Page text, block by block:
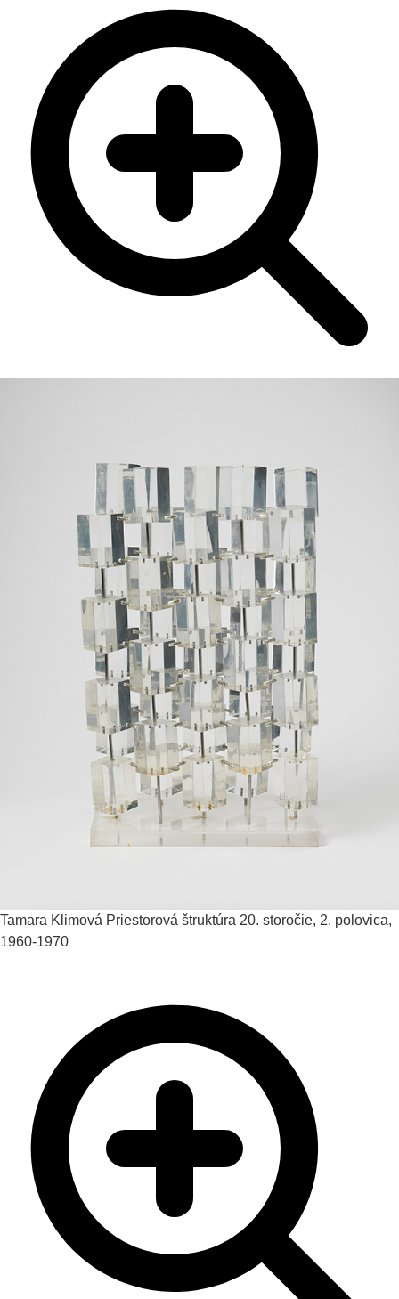
Tamara Klimová Priestorová štruktúra 20. storočie, 2. polovica,
1960-1970